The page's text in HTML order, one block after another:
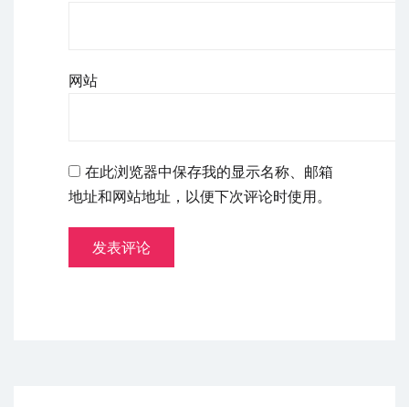
网站
在此浏览器中保存我的显示名称、邮箱
地址和网站地址，以便下次评论时使用。